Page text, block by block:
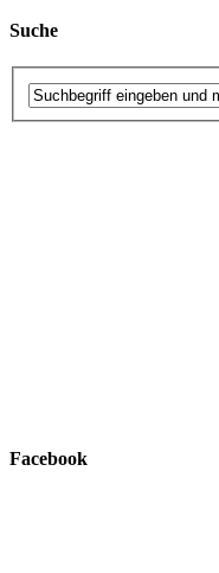
Suche
Facebook